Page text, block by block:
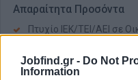
Jobfind.gr - Do Not
Information
Απαραίτητα Προσόντα
Πτυχίο ΙΕΚ/ΤΕΙ/ΑΕΙ σε
5ετή προϋπηρεσία σε